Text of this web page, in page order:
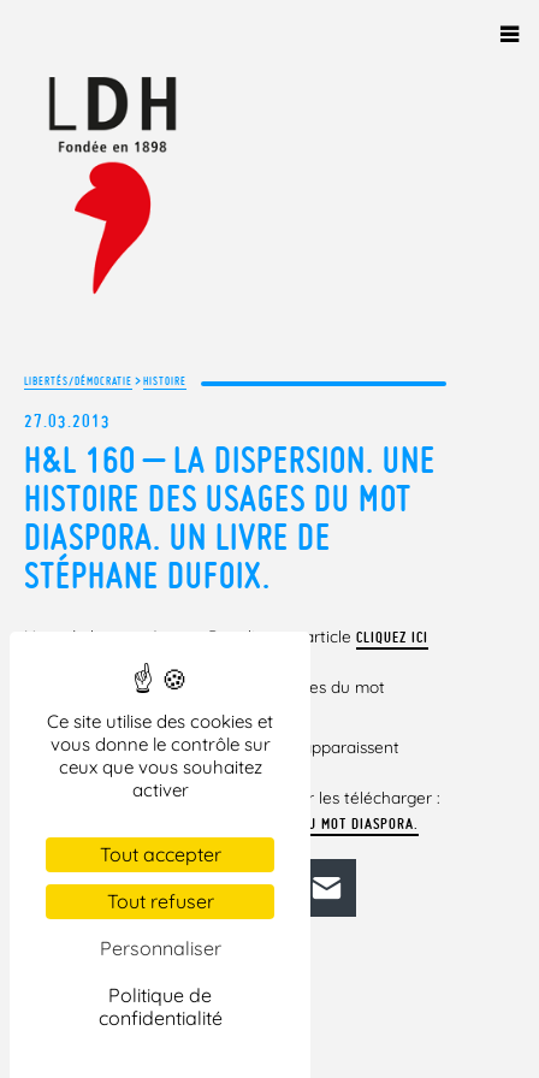
Ce site utilise des cookies et
vous donne le contrôle sur
ceux que vous souhaitez
activer
Tout accepter
Tout refuser
Personnaliser
Politique de
confidentialité
LIBERTÉS/DÉMOCRATIE >HISTOIRE
27.03.2013
H&L 160 – LA DISPERSION. UNE
HISTOIRE DES USAGES DU MOT
DIASPORA. UN LIVRE DE
STÉPHANE DUFOIX.
Note de lecture, 1 page. Pour lire cet article CLIQUEZ ICI
– La Dispersion. Une histoire des usages du mot
diaspora, Amsterdam éditions.
Si certains liens vers des documents apparaissent
brisés dans cet
article, veuillez cliquer ci-dessous pour les télécharger :
LA DISPERSION. UNE HISTOIRE DES USAGES DU MOT DIASPORA.
FacebookBlueskyMastodonLinkedIn